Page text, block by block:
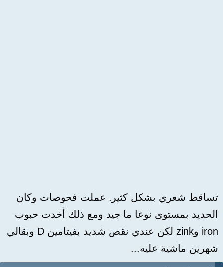
تساقط شعري بشكل كثير. عملت فحوصات وكان
الحديد بمستوى نوعا ما جيد ومع ذلك أخدت حبوب
iron وzink لكن عندي نقص شديد بفيتامين D وبقالي
شهرين ماشية عليه...